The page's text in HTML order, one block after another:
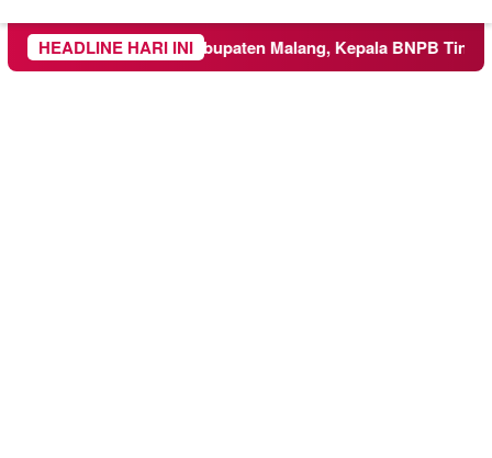
HEADLINE HARI INI
Kabupaten Malang, Kepala BNPB Tinjau Langsung